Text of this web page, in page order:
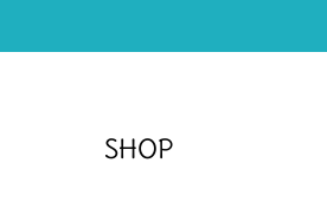
SHOP